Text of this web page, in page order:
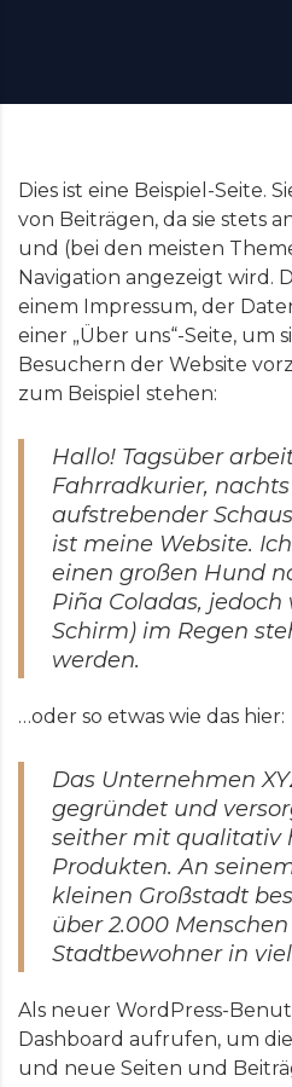
Dies ist eine Beispiel-Seite.
von Beiträgen, da sie stets
und (bei den meisten
Navigation angezeigt wird.
einem Impressum, der
einer „Über uns“-Seite, um
Besuchern der Website
zum Beispiel stehen:
Hallo! Tagsüber
Fahrradkurier,
aufstrebender
ist meine Website.
einen großen Hund
Piña Coladas, jedoch
Schirm) im Regen
werden.
…oder so etwas wie das hier:
Das Unternehmen
gegründet und
seither mit qualitativ
Produkten. An
kleinen Großstadt
über 2.000
Stadtbewohner in
Als neuer WordPress-
Dashboard aufrufen, um
und neue Seiten und